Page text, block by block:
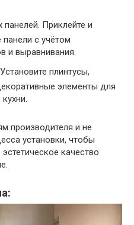
Приклейте и
панели с учётом
и выравнивания.
плинтусы,
элементы для
производителя и не
установки, чтобы
качество